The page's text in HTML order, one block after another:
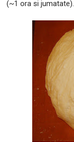
(~1 ora si jumatate).